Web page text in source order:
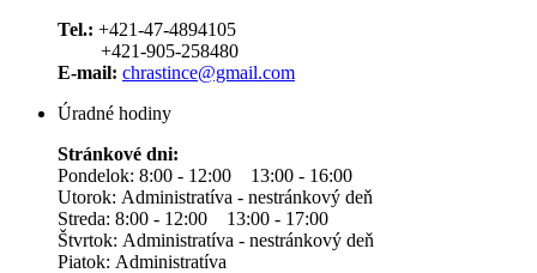
Tel.: +421-47-4894105
+421-905-258480
E-mail: chrastince@gmail.com
Úradné hodiny
Stránkové dni:
Pondelok: 8:00 - 12:00 13:00 - 16:00
Utorok: Administratíva - nestránkový deň
Streda: 8:00 - 12:00 13:00 - 17:00
Štvrtok: Administratíva - nestránkový deň
Piatok: Administratíva